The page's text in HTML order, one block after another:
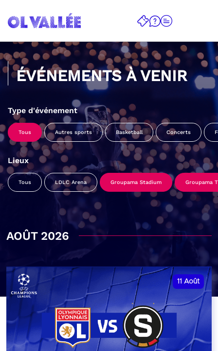
ÉVÉNEMENTS À VENIR
Type d'événement
Tous Autres sports Basketball Concerts
Lieux
Tous LDLC Arena Groupama Stadium Groupama
AOÛT 2026
11 Août